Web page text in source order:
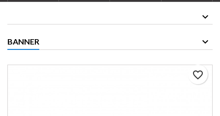
BANNER
favorite_border